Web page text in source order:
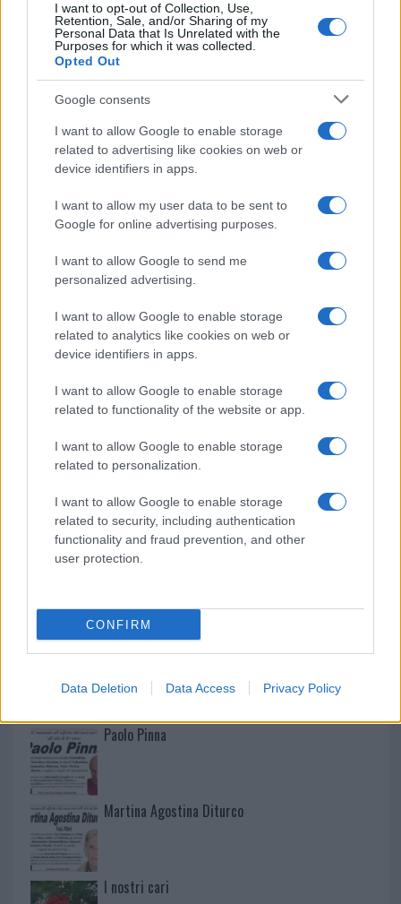
I want to opt-out of Collection, Use,
Retention, Sale, and/or Sharing of my
Personal Data that Is Unrelated with the
Purposes for which it was collected.
Opted Out
Google consents
I want to allow Google to enable storage
related to advertising like cookies on web or
device identifiers in apps.
I want to allow my user data to be sent to
Google for online advertising purposes.
I want to allow Google to send me
personalized advertising.
I want to allow Google to enable storage
related to analytics like cookies on web or
device identifiers in apps.
I want to allow Google to enable storage
related to functionality of the website or app.
I want to allow Google to enable storage
related to personalization.
I want to allow Google to enable storage
related to security, including authentication
functionality and fraud prevention, and other
user protection.
CONFIRM
Data Deletion Data Access Privacy Policy
Ristorante distrutto dalle fiamme a La
Maddalena, incendio a Monti d’à rena
Le previsioni meteo per il weekend a Olbia e in
Gallura
Michelle Hunziker in Gallura, bella anche dal
vivo: un amico vip svela come fa
Calangianus, dopo le polemiche il centro
Olbia, divieto di sosta contro spaccio e degrado:
NECROLOGIE
Mario Malu
Paolo Pinna
Martina Agostina Diturco
I nostri cari